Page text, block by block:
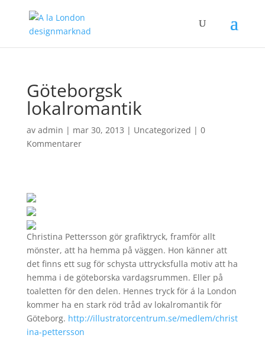
Göteborgsk
lokalromantik
av admin | mar 30, 2013 | Uncategorized | 0
Kommentarer
Christina Pettersson gör grafiktryck, framför allt
mönster, att ha hemma på väggen. Hon känner att
det finns ett sug för schysta uttrycksfulla motiv att ha
hemma i de göteborska vardagsrummen. Eller på
toaletten för den delen. Hennes tryck för á la London
kommer ha en stark röd tråd av lokalromantik för
Göteborg. http://illustratorcentrum.se/medlem/christ
ina-pettersson